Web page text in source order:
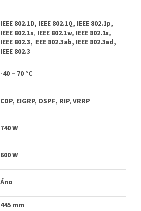
IEEE 802.1D, IEEE 802.1Q, IEEE 802.1p,
IEEE 802.1s, IEEE 802.1w, IEEE 802.1x,
IEEE 802.3, IEEE 802.3ab, IEEE 802.3ad,
IEEE 802.3
-40 – 70 °C
CDP, EIGRP, OSPF, RIP, VRRP
740 W
600 W
Áno
445 mm